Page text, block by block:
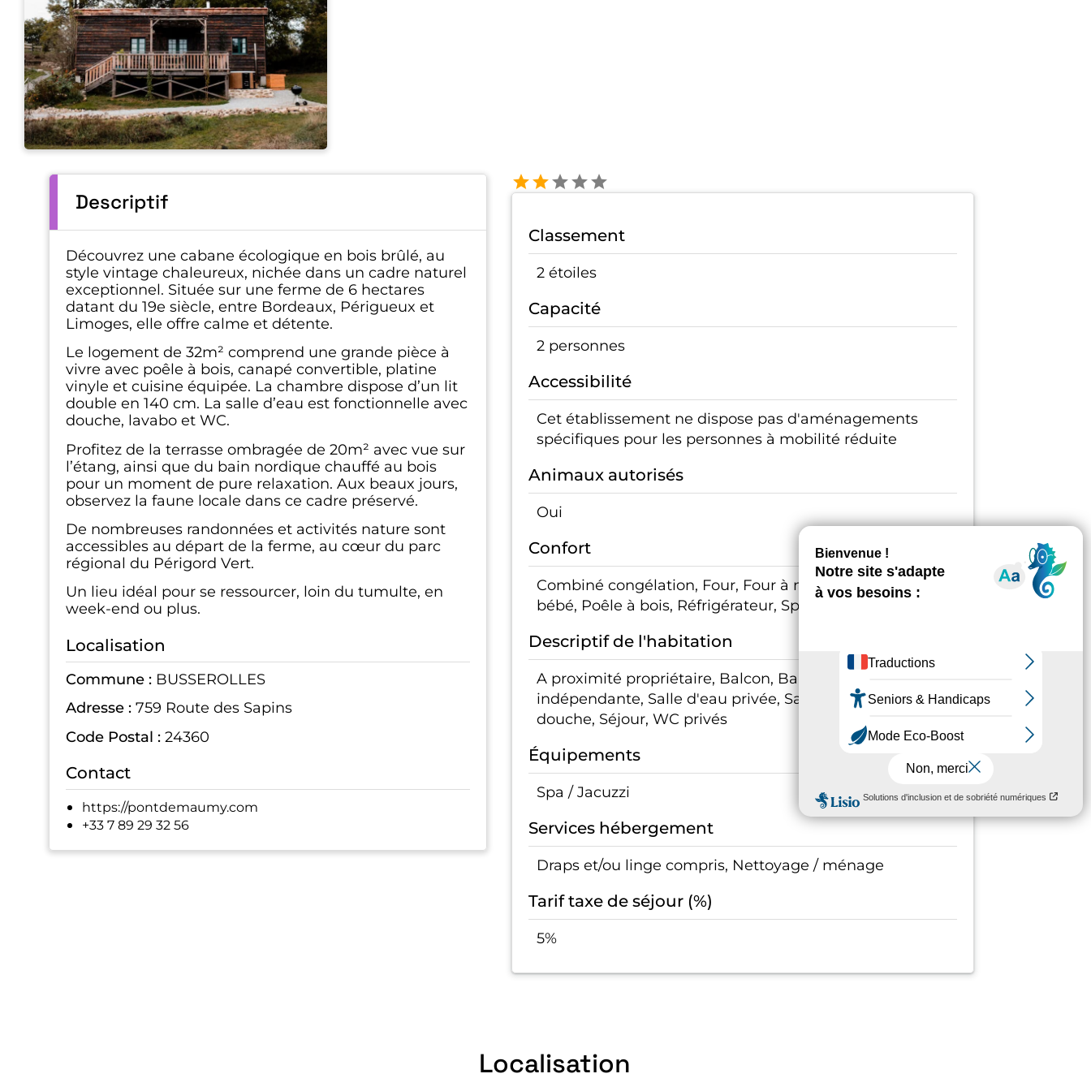
Descriptif
Découvrez une cabane écologique en bois brûlé, au
style vintage chaleureux, nichée dans un cadre naturel
exceptionnel. Située sur une ferme de 6 hectares
datant du 19e siècle, entre Bordeaux, Périgueux et
Limoges, elle offre calme et détente.
Le logement de 32m² comprend une grande pièce à
vivre avec poêle à bois, canapé convertible, platine
vinyle et cuisine équipée. La chambre dispose d’un lit
double en 140 cm. La salle d’eau est fonctionnelle avec
douche, lavabo et WC.
Profitez de la terrasse ombragée de 20m² avec vue sur
l’étang, ainsi que du bain nordique chauffé au bois
pour un moment de pure relaxation. Aux beaux jours,
observez la faune locale dans ce cadre préservé.
De nombreuses randonnées et activités nature sont
accessibles au départ de la ferme, au cœur du parc
régional du Périgord Vert.
Un lieu idéal pour se ressourcer, loin du tumulte, en
week-end ou plus.
Localisation
Commune : BUSSEROLLES
Adresse : 759 Route des Sapins
Code Postal : 24360
Contact
https://pontdemaumy.com
+33 7 89 29 32 56
Classement
2 étoiles
Capacité
2 personnes
Accessibilité
Cet établissement ne dispose pas d'aménagements
spécifiques pour les personnes à mobilité réduite
Animaux autorisés
Oui
Confort
Combiné congélation, Four, Four à micro ondes, Lit
bébé, Poêle à bois, Réfrigérateur, Spa / Jacuzzi
Descriptif de l'habitation
A proximité propriétaire, Balcon, Barbecue, Entrée
indépendante, Salle d'eau privée, Salle de bains avec
douche, Séjour, WC privés
Équipements
Spa / Jacuzzi
Services hébergement
Draps et/ou linge compris, Nettoyage / ménage
Tarif taxe de séjour (%)
5%
Localisation